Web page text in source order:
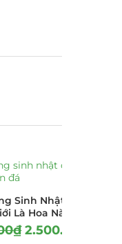
Sinh Nhật Đẹp Nhất
Là Hoa Nào?
₫ 2.500.000